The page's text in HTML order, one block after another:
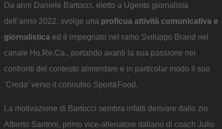
Da anni Daniele Bartocci, eletto a Ugento giornalista
dell’anno 2022, svolge una proficua attività comunicativa e
giornalistica ed è impegnato nel ramo Sviluppo Brand nel
canale Ho.Re.Ca., portando avanti la sua passione nei
confronti del contesto alimentare e in particolar modo il suo
‘Credo’ verso il connubio Sport&Food.
La motivazione di Bartocci sembra infatti derivare dallo zio
Alberto Santoni, primo vice-allenatore italiano di coach Julio